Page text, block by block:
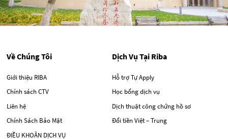
Về Chúng Tôi
Giới thiệu RIBA
Chính sách CTV
Liên hệ
Chính Sách Bảo Mật
ĐIỀU KHOẢN DỊCH VỤ
Dịch Vụ Tại Riba
Hỗ trợ Tự Apply
Học bổng dịch vụ
Dịch thuật công chứng hồ sơ
Đổi tiền Việt – Trung